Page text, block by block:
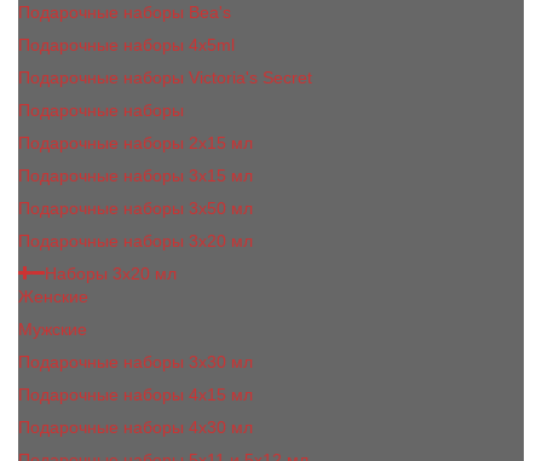
Подарочные наборы Bea's
Подарочные наборы 4х5ml
Подарочные наборы Victoria's Secret
Подарочные наборы
Подарочные наборы 2x15 мл
Подарочные наборы 3х15 мл
Подарочные наборы 3x50 мл
Подарочные наборы 3x20 мл
Наборы 3х20 мл
Женские
Мужские
Подарочные наборы 3х30 мл
Подарочные наборы 4x15 мл
Подарочные наборы 4x30 мл